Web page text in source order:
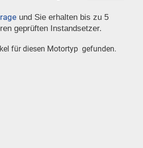
und Sie erhalten bis zu 5
geprüften Instandsetzer.
für diesen Motortyp gefunden.